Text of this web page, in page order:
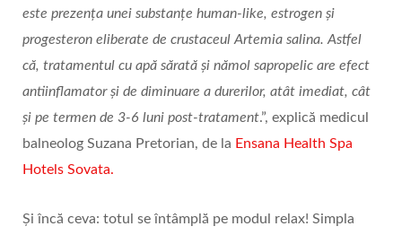
este prezența unei substanțe human-like, estrogen și
progesteron eliberate de crustaceul Artemia salina. Astfel
că, tratamentul cu apă sărată și nămol sapropelic are efect
antiinflamator și de diminuare a durerilor, atât imediat, cât
și pe termen de 3-6 luni post-tratament.”, explică medicul
balneolog Suzana Pretorian, de la Ensana Health Spa
Hotels Sovata.
Și încă ceva: totul se întâmplă pe modul relax! Simpla